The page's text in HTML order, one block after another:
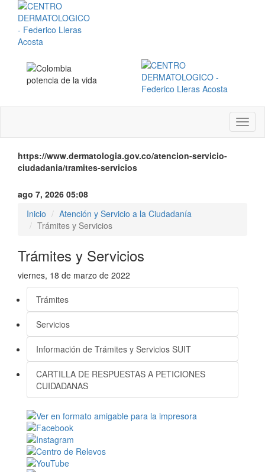
Menú
https://www.dermatologia.gov.co/atencion-servicio-
ciudadania/tramites-servicios
ago 7, 2026 05:08
Inicio
Atención y Servicio a la Ciudadanía
Trámites y Servicios
Trámites y Servicios
viernes, 18 de marzo de 2022
Trámites
Servicios
Información de Trámites y Servicios SUIT
CARTILLA DE RESPUESTAS A PETICIONES
CUIDADANAS